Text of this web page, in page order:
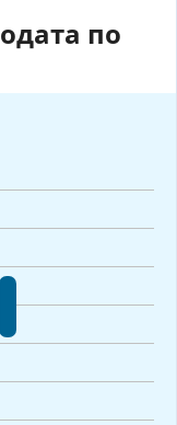
по